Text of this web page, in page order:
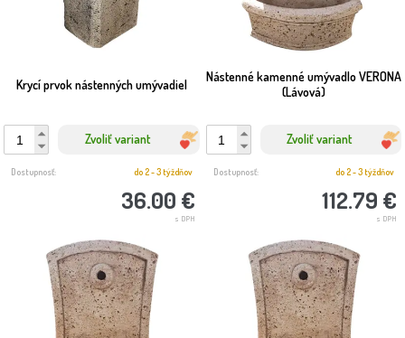
🚛 Produkty doručíme rýchlo a bezpečne – aj vlastnou dopravou alebo
Krycí prvok nástenných umývadiel
Zvoliť variant
36.00 €
s DPH
Dostupnosť: do 2 - 3 týždňov
Nástenné kamenné umývadlo VERONA
(Lávová)
Zvoliť variant
112.79 €
s DPH
Dostupnosť: do 2 - 3 týždňov